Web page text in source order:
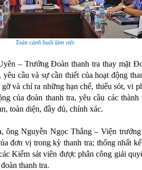
Toàn cảnh buổi làm việc
– Trưởng Đoàn thanh tra thay mặt
cầu và sự cần thiết của hoạt động
và chỉ ra những hạn chế, thiếu sót, vi
của đoàn thanh tra, yêu cầu các
toàn diện, đầy đủ, chính xác.
ông Nguyễn Ngọc Thắng– Viện
đơn vị trong kỳ thanh tra; thống nhất
Kiểm sát viên được phân công giải
thanh tra.